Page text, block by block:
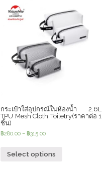
กระเป๋าใส่อุปกรณ์ในห้องน้ำ 2.6L
TPU Mesh Cloth Toiletry(ราคาต่อ 1
ชิ้น)
฿280.00 – ฿315.00
Select options